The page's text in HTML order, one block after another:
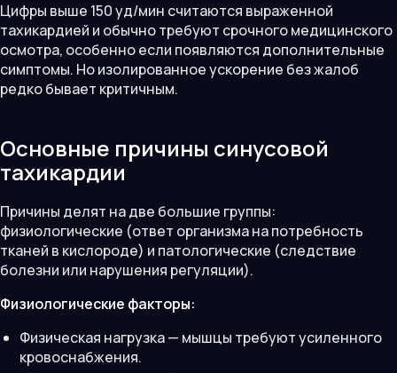
Цифры выше 150 уд/мин считаются выраженной
тахикардией и обычно требуют срочного медицинского
осмотра, особенно если появляются дополнительные
симптомы. Но изолированное ускорение без жалоб
редко бывает критичным.
Основные причины синусовой
тахикардии
Причины делят на две большие группы:
физиологические (ответ организма на потребность
тканей в кислороде) и патологические (следствие
болезни или нарушения регуляции).
Физиологические факторы:
Физическая нагрузка — мышцы требуют усиленного
кровоснабжения.